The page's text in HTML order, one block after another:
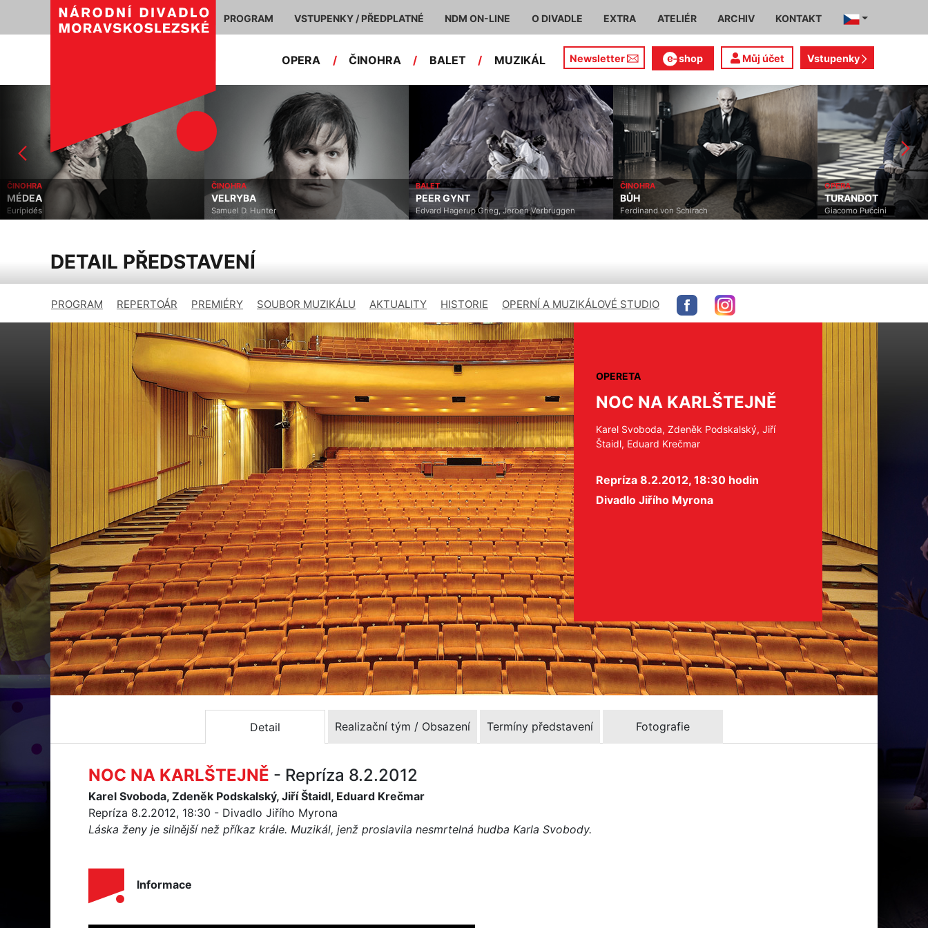
PROGRAM VSTUPENKY / PŘEDPLATNÉ NDM ON-LINE O DIVADLE EXTRA ATELIÉR ARCHIV KONTAKT
OPERA / ČINOHRA / BALET / MUZIKÁL Newsletter shop Můj účet Vstupenky
ČINOHRA
MÉDEA
Eurípidés
ČINOHRA
VELRYBA
Samuel D. Hunter
BALET
PEER GYNT
Edvard Hagerup Grieg, Jeroen Verbruggen
ČINOHRA
BŮH
Ferdinand von Schirach
OPERA
TURANDOT
Giacomo Puccini
DETAIL PŘEDSTAVENÍ
PROGRAM REPERTOÁR PREMIÉRY SOUBOR MUZIKÁLU AKTUALITY HISTORIE OPERNÍ A MUZIKÁLOVÉ STUDIO
OPERETA
NOC NA KARLŠTEJNĚ
Karel Svoboda, Zdeněk Podskalský, Jiří
Štaidl, Eduard Krečmar
Repríza 8.2.2012, 18:30 hodin
Divadlo Jiřího Myrona
Detail Realizační tým / Obsazení Termíny představení Fotografie
NOC NA KARLŠTEJNĚ - Repríza 8.2.2012
Karel Svoboda, Zdeněk Podskalský, Jiří Štaidl, Eduard Krečmar
Repríza 8.2.2012, 18:30 - Divadlo Jiřího Myrona
Láska ženy je silnější než příkaz krále. Muzikál, jenž proslavila nesmrtelná hudba Karla Svobody.
Informace